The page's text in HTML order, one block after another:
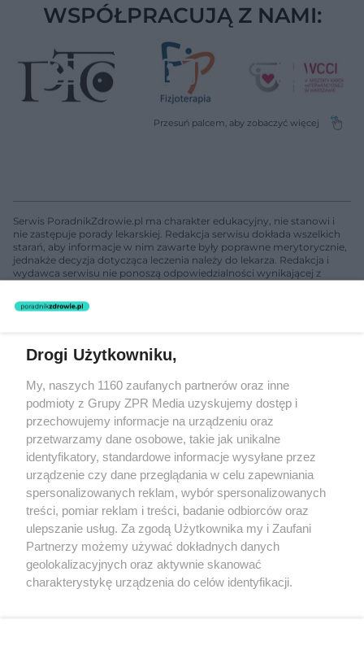
WSPÓŁPRACUJĄ Z NAMI:
Serwis PoradnikZdrowie.pl ma charakter edukacyjny, nie stanowi i
nie zastępuje porady lekarskiej. Redakcja serwisu dokłada wszelkich
starań, aby informacje w nim zawarte były poprawne merytorycznie,
jednakże decyzja dotycząca leczenia należy do lekarza. Redakcja i
wydawca serwisu nie ponoszą odpowiedzialności wynikającej z
nie prowadzi działalności leczniczej polegającej na udzielaniu
świadczeń zdrowotnych w rozumieniu art. 3 ust 1 ustawy o
Żaden utwór zamieszczony w serwisie nie może być powielany i
rozpowszechniany lub dalej rozpowszechniany w jakikolwiek sposób
(w tym także elektroniczny lub mechaniczny) na jakimkolwiek polu
eksploatacji w jakiejkolwiek formie, włącznie z umieszczaniem w
Internecie bez pisemnej zgody właściciela praw. Jakiekolwiek użycie
lub wykorzystanie utworów w całości lub w części z naruszeniem
prawa, tzn. bez właściwej zgody, jest zabronione pod groźbą kary i
może być ścigane prawnie.
O nas
Drogi Użytkowniku,
My, naszych 1160 zaufanych partnerów oraz inne
podmioty z Grupy ZPR Media uzyskujemy dostęp i
przechowujemy informacje na urządzeniu oraz
przetwarzamy dane osobowe, takie jak unikalne
identyfikatory, standardowe informacje wysyłane przez
urządzenie czy dane przeglądania w celu zapewniania
spersonalizowanych reklam, wybór spersonalizowanych
treści, pomiar reklam i treści, badanie odbiorców oraz
ulepszanie usług. Za zgodą Użytkownika my i Zaufani
Partnerzy możemy używać dokładnych danych
geolokalizacyjnych oraz aktywnie skanować
charakterystykę urządzenia do celów identyfikacji.